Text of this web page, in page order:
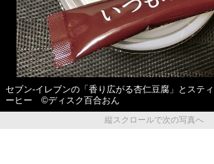
セブン‐イレブンの「香り広がる杏仁豆腐」とステ
ーヒー ©ディスク百合おん
縦スクロールで次の写真へ